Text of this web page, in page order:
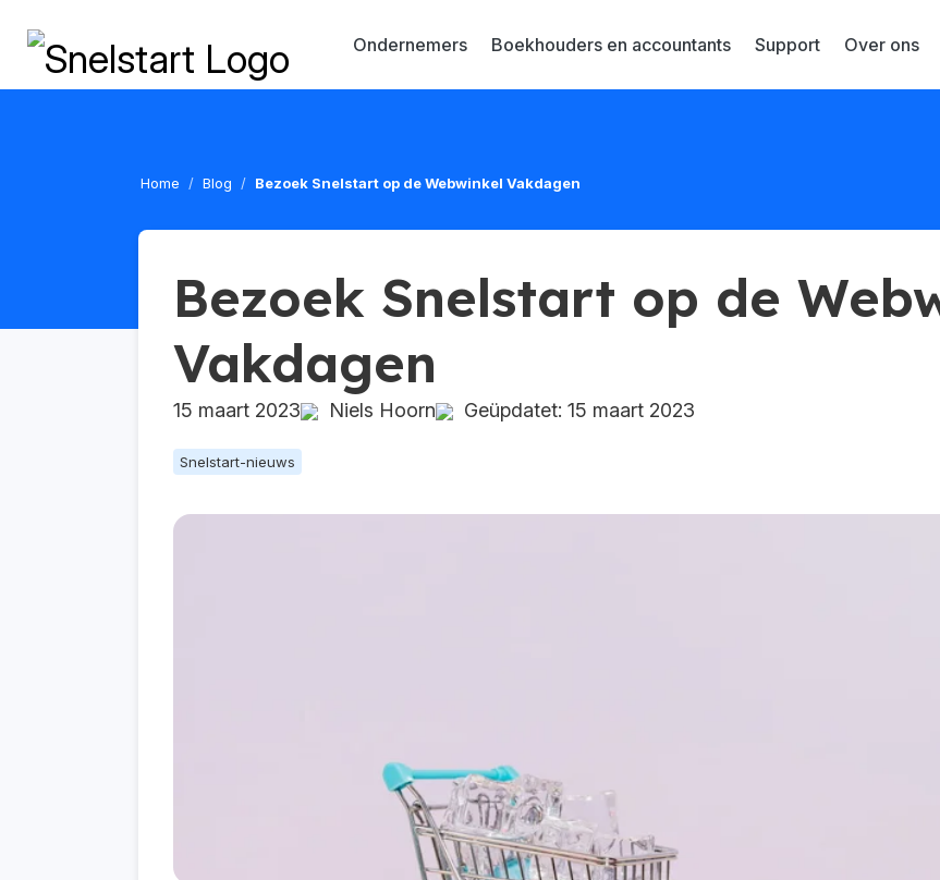
Ondernemers Boekhouders en accountants Support Over ons
Home Blog Bezoek Snelstart op de Webwinkel Vakdagen
Bezoek Snelstart op de
Vakdagen
15 maart 2023 Niels Hoorn Geüpdatet: 15 maart 2023
Snelstart-nieuws